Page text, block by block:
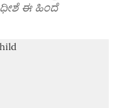
ಈ ಹಿಂದೆ